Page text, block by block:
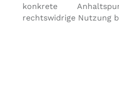
konkrete
rechtswidrige Nutzung